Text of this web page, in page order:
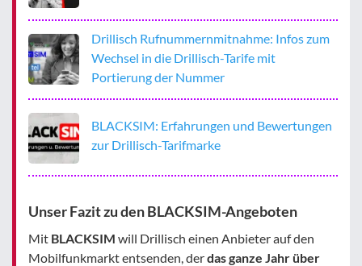
Drillisch Rufnummernmitnahme: Infos zum
Wechsel in die Drillisch-Tarife mit
Portierung der Nummer
BLACKSIM: Erfahrungen und Bewertungen
zur Drillisch-Tarifmarke
Unser Fazit zu den BLACKSIM-Angeboten
Mit BLACKSIM will Drillisch einen Anbieter auf den
Mobilfunkmarkt entsenden, derdas ganze Jahr über